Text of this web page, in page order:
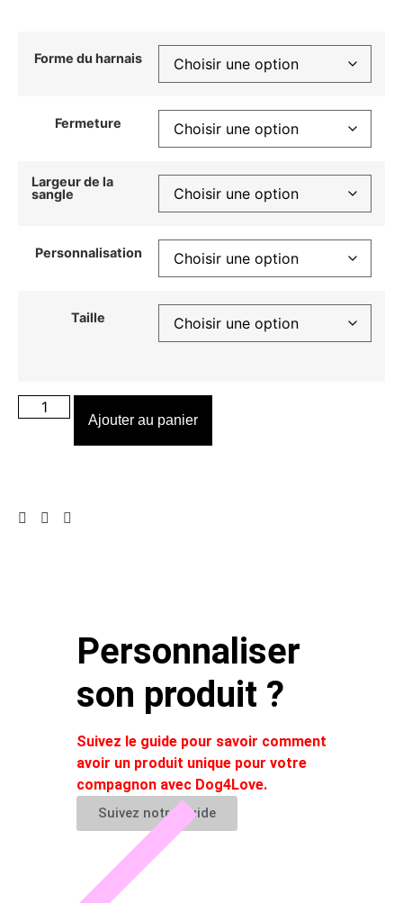
Forme du harnais
Fermeture
Largeur de la
sangle
Personnalisation
Taille
Ajouter au panier
Personnaliser
son produit ?
Suivez le guide pour savoir comment
avoir un produit unique pour votre
compagnon avec Dog4Love.
Suivez notre guide